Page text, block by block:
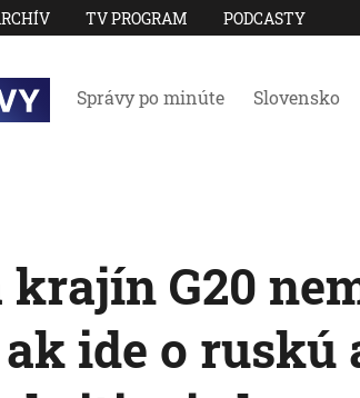
TV PROGRAM PODCASTY
Správy po minúte Slovensko
G20
ide o ruskú